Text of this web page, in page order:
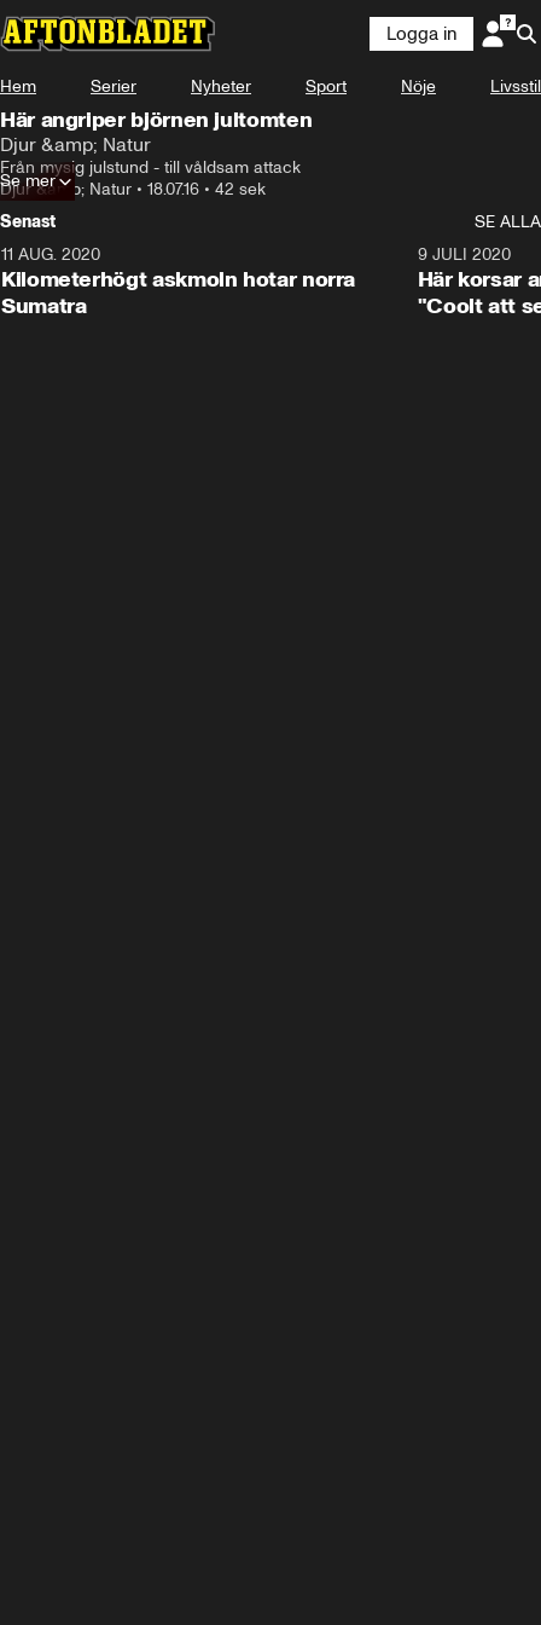
Logga in
Hem Serier Nyheter Sport Nöje Livsstil
Här angriper björnen jultomten
Djur &amp; Natur
Från mysig julstund - till våldsam attack
Djur &amp; Natur • 18.07.16 • 42 sek
Se mer
Senast
SE ALLA
11 AUG. 2020
Kilometerhögt askmoln hotar norra
Sumatra
9 JULI 2020
Här korsar
"Coolt att